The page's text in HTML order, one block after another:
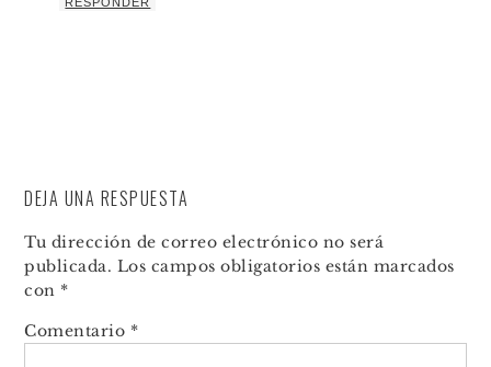
DEJA UNA RESPUESTA
Tu dirección de correo electrónico no será
publicada. Los campos obligatorios están marcados
con *
Comentario *